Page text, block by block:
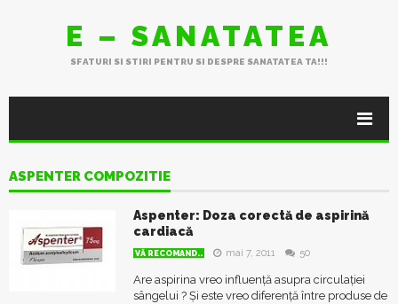
E – SANATATEA
SFATURI SI STIRI PENTRU SI DESPRE SANATATEA TA!!!
ASPENTER COMPOZITIE
Aspenter: Doza corectă de aspirină
cardiacă
VĂ RECOMAND.. mai 7, 2011 50
Are aspirina vreo influență asupra circulației
sângelui ? Și este vreo diferență între produse de